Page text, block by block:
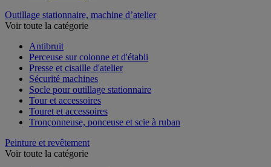
Outillage stationnaire, machine d’atelier
Voir toute la catégorie
Antibruit
Perceuse sur colonne et d'établi
Presse et cisaille d'atelier
Sécurité machines
Socle pour outillage stationnaire
Tour et accessoires
Touret et accessoires
Tronçonneuse, ponceuse et scie à ruban
Peinture et revêtement
Voir toute la catégorie